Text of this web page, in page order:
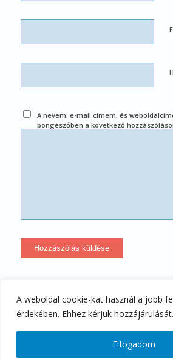
A weboldal cookie-kat használ a jobb
érdekében. Ehhez kérjük hozzájárulását.
Elfogadom
A nevem, e-mail címem, és
böngészőben a következő
Adatkezelési